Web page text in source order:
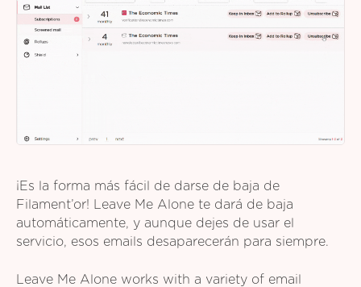
¡Es la forma más fácil de darse de baja de
Filament’or! Leave Me Alone te dará de baja
automáticamente, y aunque dejes de usar el
servicio, esos emails desaparecerán para siempre.
Leave Me Alone works with a variety of email